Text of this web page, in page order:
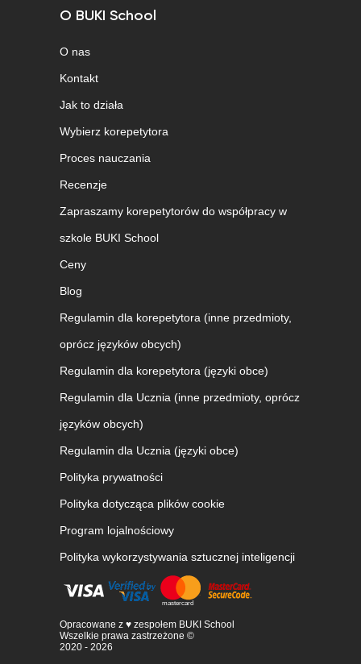
O BUKI School
O nas
Kontakt
Jak to działa
Wybierz korepetytora
Proces nauczania
Recenzje
Zapraszamy korepetytorów do współpracy w
szkole BUKI School
Ceny
Blog
Regulamin dla korepetytora (inne przedmioty,
oprócz języków obcych)
Regulamin dla korepetytora (języki obce)
Regulamin dla Ucznia (inne przedmioty, oprócz
języków obcych)
Regulamin dla Ucznia (języki obce)
Polityka prywatności
Polityka dotycząca plików cookie
Program lojalnościowy
Polityka wykorzystywania sztucznej inteligencji
Opracowane z ♥ zespołem BUKI School
Wszelkie prawa zastrzeżone ©
2020 - 2026